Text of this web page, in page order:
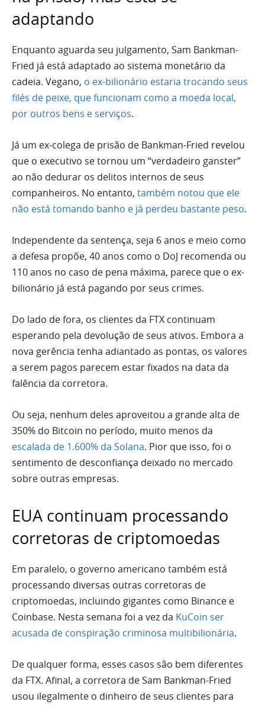
adaptando
Enquanto aguarda seu julgamento, Sam Bankman-
Fried já está adaptado ao sistema monetário da
cadeia. Vegano, o ex-bilionário estaria trocando seus
filés de peixe, que funcionam como a moeda local,
por outros bens e serviços.
Já um ex-colega de prisão de Bankman-Fried revelou
que o executivo se tornou um “verdadeiro ganster”
ao não dedurar os delitos internos de seus
companheiros. No entanto, também notou que ele
não está tomando banho e já perdeu bastante peso.
Independente da sentença, seja 6 anos e meio como
a defesa propõe, 40 anos como o DoJ recomenda ou
110 anos no caso de pena máxima, parece que o ex-
bilionário já está pagando por seus crimes.
Do lado de fora, os clientes da FTX continuam
esperando pela devolução de seus ativos. Embora a
nova gerência tenha adiantado as pontas, os valores
a serem pagos parecem estar fixados na data da
falência da corretora.
Ou seja, nenhum deles aproveitou a grande alta de
350% do Bitcoin no período, muito menos da
escalada de 1.600% da Solana. Pior que isso, foi o
sentimento de desconfiança deixado no mercado
sobre outras empresas.
EUA continuam processando
corretoras de criptomoedas
Em paralelo, o governo americano também está
processando diversas outras corretoras de
criptomoedas, incluindo gigantes como Binance e
Coinbase. Nesta semana foi a vez da KuCoin ser
acusada de conspiração criminosa multibilionária.
De qualquer forma, esses casos são bem diferentes
da FTX. Afinal, a corretora de Sam Bankman-Fried
usou ilegalmente o dinheiro de seus clientes para